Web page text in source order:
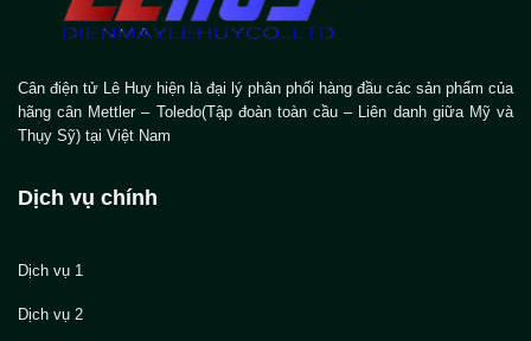
Cân điện tử Lê Huy hiện là đại lý phân phối hàng đầu các sản phẩm của
hãng cân Mettler – Toledo(Tập đoàn toàn cầu – Liên danh giữa Mỹ và
Thụy Sỹ) tại Việt Nam
Dịch vụ chính
Dịch vụ 1
Dịch vụ 2